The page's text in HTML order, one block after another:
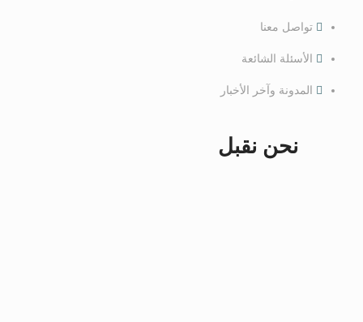
تواصل معنا
الأسئلة الشائعة
المدونة وآخر الأخبار
نحن نقبل